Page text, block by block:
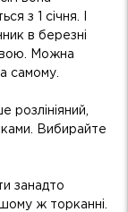
з 1 січня. І
в березні
Можна
самому.
розлініяний,
Вибирайте
занадто
ж торканні.